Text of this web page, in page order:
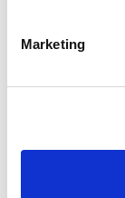
Marketing